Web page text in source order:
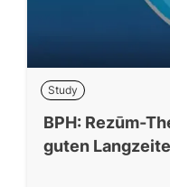
Study
BPH: Rezūm-
guten